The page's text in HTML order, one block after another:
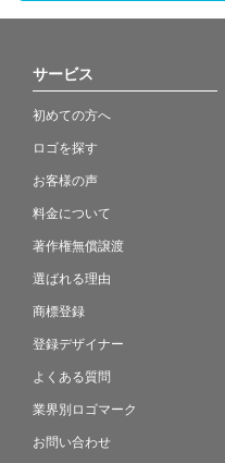
サービス
初めての方へ
ロゴを探す
お客様の声
料金について
著作権無償譲渡
選ばれる理由
商標登録
登録デザイナー
よくある質問
業界別ロゴマーク
お問い合わせ